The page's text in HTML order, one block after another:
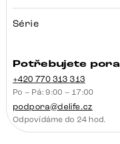
Série
Potřebujete
+420 770 313 313
Po – Pá: 9:00 – 17:00
podpora@delife.cz
Odpovídáme do 24 hod.